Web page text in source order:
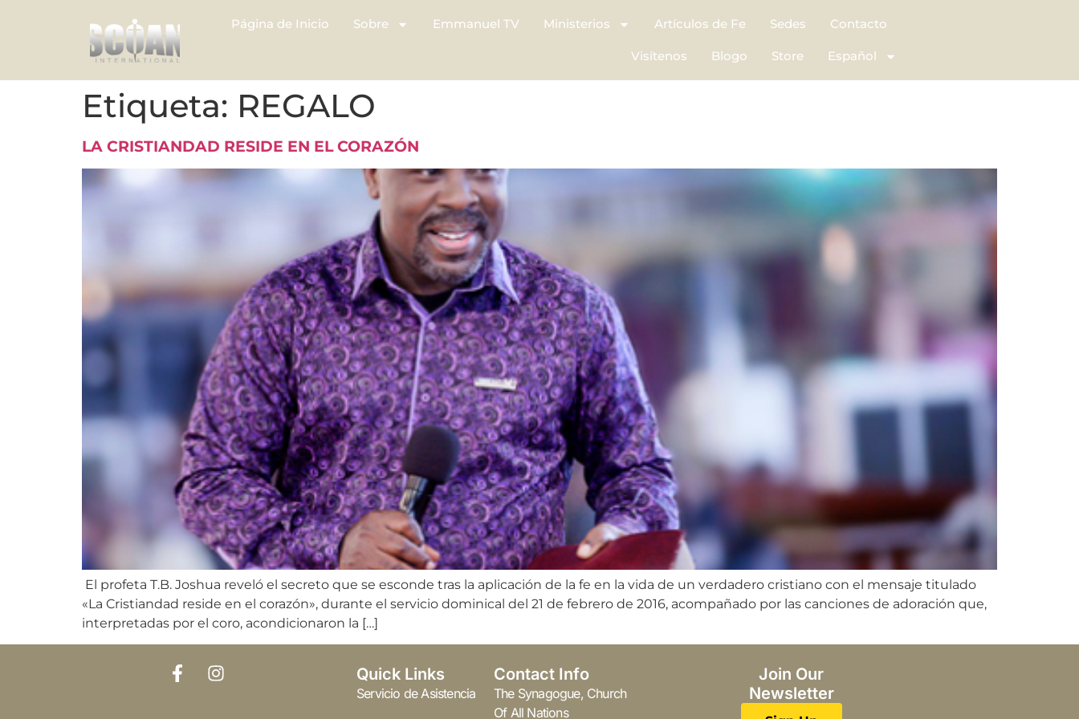
Página de Inicio Sobre Emmanuel TV Ministerios Artículos de Fe Sedes Contacto
Visítenos Blogo Store Español
Etiqueta: REGALO
LA CRISTIANDAD RESIDE EN EL CORAZÓN
El profeta T.B. Joshua reveló el secreto que se esconde tras la aplicación de la fe en la vida de un verdadero cristiano con el mensaje titulado
«La Cristiandad reside en el corazón», durante el servicio dominical del 21 de febrero de 2016, acompañado por las canciones de adoración que,
interpretadas por el coro, acondicionaron la […]
Quick Links
Servicio de Asistencia
Contact Info
The Synagogue, Church
Of All Nations
Join Our
Newsletter